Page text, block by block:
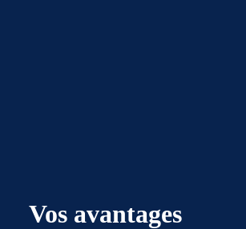
Vos avantages